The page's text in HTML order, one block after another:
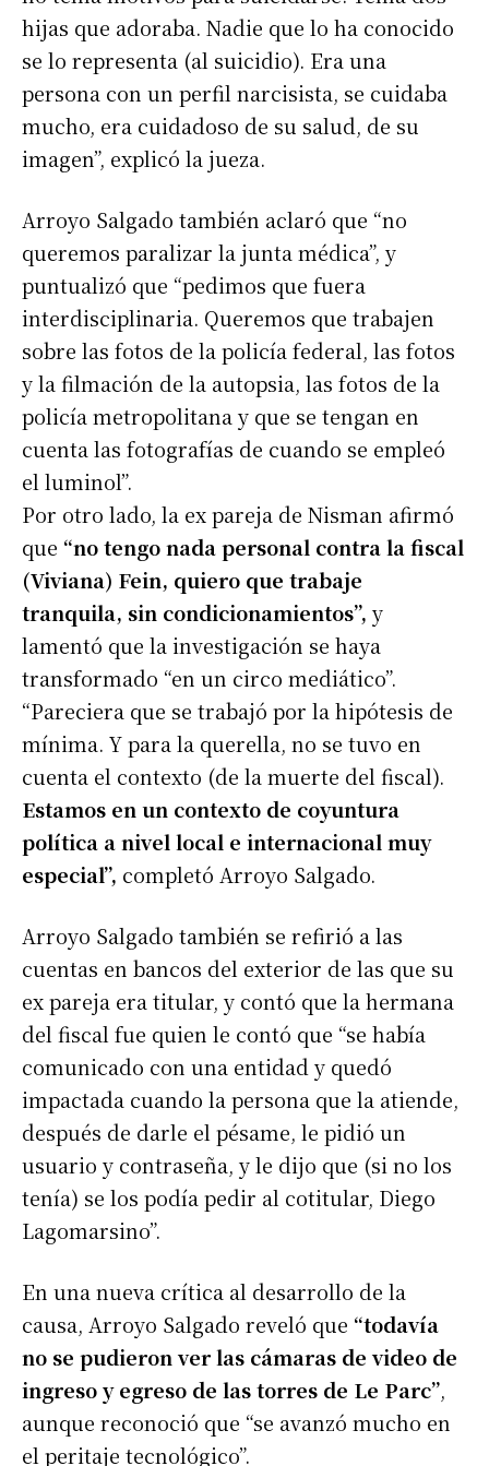
hijas que adoraba. Nadie que lo ha conocido
se lo representa (al suicidio). Era una
persona con un perfil narcisista, se cuidaba
mucho, era cuidadoso de su salud, de su
imagen”, explicó la jueza.
Arroyo Salgado también aclaró que “no
queremos paralizar la junta médica”, y
puntualizó que “pedimos que fuera
interdisciplinaria. Queremos que trabajen
sobre las fotos de la policía federal, las fotos
y la filmación de la autopsia, las fotos de la
policía metropolitana y que se tengan en
cuenta las fotografías de cuando se empleó
el luminol”.
Por otro lado, la ex pareja de Nisman afirmó
que “no tengo nada personal contra la fiscal
(Viviana) Fein, quiero que trabaje
tranquila, sin condicionamientos”, y
lamentó que la investigación se haya
transformado “en un circo mediático”.
“Pareciera que se trabajó por la hipótesis de
mínima. Y para la querella, no se tuvo en
cuenta el contexto (de la muerte del fiscal).
Estamos en un contexto de coyuntura
política a nivel local e internacional muy
especial”, completó Arroyo Salgado.
Arroyo Salgado también se refirió a las
cuentas en bancos del exterior de las que su
ex pareja era titular, y contó que la hermana
del fiscal fue quien le contó que “se había
comunicado con una entidad y quedó
impactada cuando la persona que la atiende,
después de darle el pésame, le pidió un
usuario y contraseña, y le dijo que (si no los
tenía) se los podía pedir al cotitular, Diego
Lagomarsino”.
En una nueva crítica al desarrollo de la
causa, Arroyo Salgado reveló que “todavía
no se pudieron ver las cámaras de video de
ingreso y egreso de las torres de Le Parc”,
aunque reconoció que “se avanzó mucho en
el peritaje tecnológico”.